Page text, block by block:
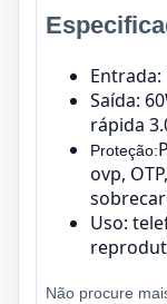
Entrada:
Saída:
rápida
Proteção:
ovp,
Uso:
Não procure